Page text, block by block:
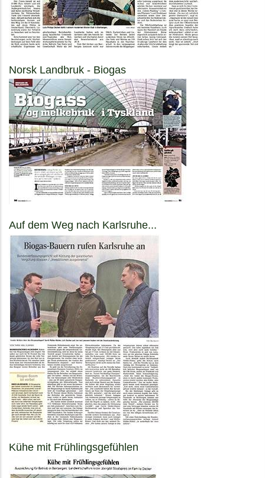
Norsk Landbruk - Biogas
Auf dem Weg nach Karlsruhe...
Kühe mit Frühlingsgefühlen